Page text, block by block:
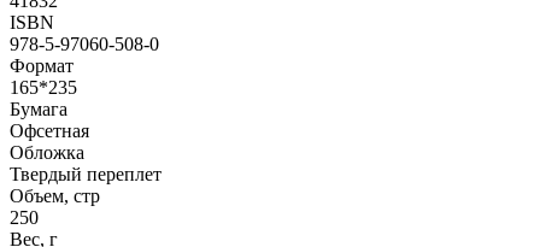
ISBN
978-5-97060-508-0
Формат
165*235
Бумага
Офсетная
Обложка
Твердый переплет
Объем, стр
250
Вес, г